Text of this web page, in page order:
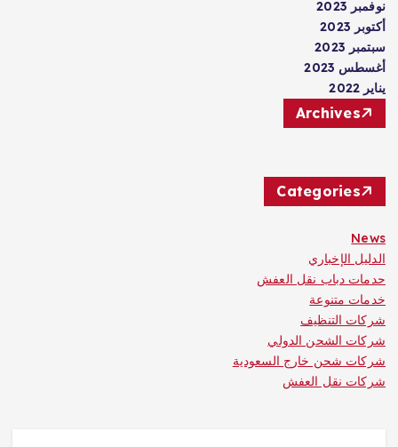
نوفمبر 2023
أكتوبر 2023
سبتمبر 2023
أغسطس 2023
يناير 2022
Archives
Categories
News
الدليل الإخباري
حدمات دباب نقل العفش
خدمات متنوعة
شركات التنظيف
شركات الشحن الدولي
شركات شحن خارج السعودية
شركات نقل العفش